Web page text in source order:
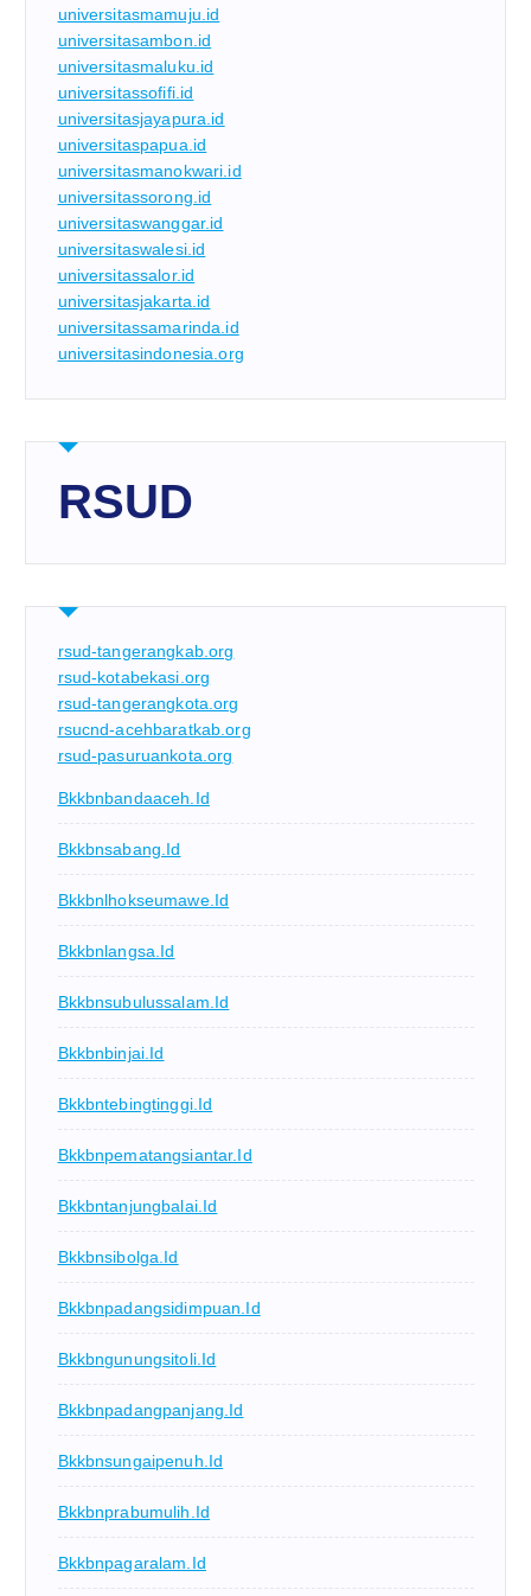
universitasmamuju.id
universitasambon.id
universitasmaluku.id
universitassofifi.id
universitasjayapura.id
universitaspapua.id
universitasmanokwari.id
universitassorong.id
universitaswanggar.id
universitaswalesi.id
universitassalor.id
universitasjakarta.id
universitassamarinda.id
universitasindonesia.org
RSUD
rsud-tangerangkab.org
rsud-kotabekasi.org
rsud-tangerangkota.org
rsucnd-acehbaratkab.org
rsud-pasuruankota.org
Bkkbnbandaaceh.id
Bkkbnsabang.id
Bkkbnlhokseumawe.id
Bkkbnlangsa.id
Bkkbnsubulussalam.id
Bkkbnbinjai.id
Bkkbntebingtinggi.id
Bkkbnpematangsiantar.id
Bkkbntanjungbalai.id
Bkkbnsibolga.id
Bkkbnpadangsidimpuan.id
Bkkbngunungsitoli.id
Bkkbnpadangpanjang.id
Bkkbnsungaipenuh.id
Bkkbnprabumulih.id
Bkkbnpagaralam.id